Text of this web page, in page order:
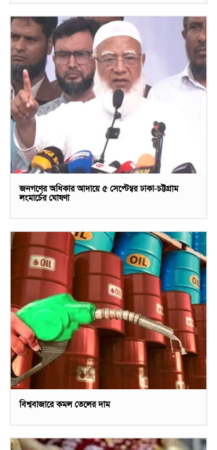
জনগণের অধিকার আদায়ে ৫ সেপ্টেম্বর ঢাকা-চট্টগ্রাম
লংমার্চের ঘোষণা
বিশ্ববাজারে কমল তেলের দাম